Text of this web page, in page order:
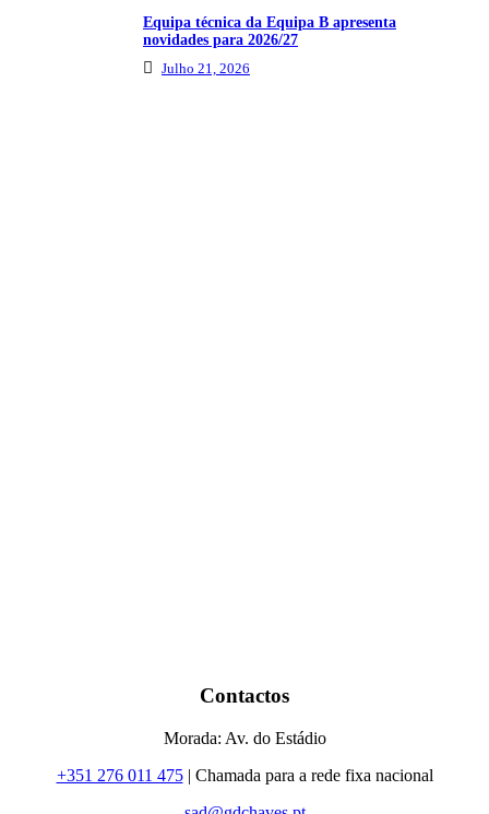
Equipa técnica da Equipa B apresenta
novidades para 2026/27
Julho 21, 2026
Contactos
Morada: Av. do Estádio
+351 276 011 475| Chamada para a rede fixa nacional